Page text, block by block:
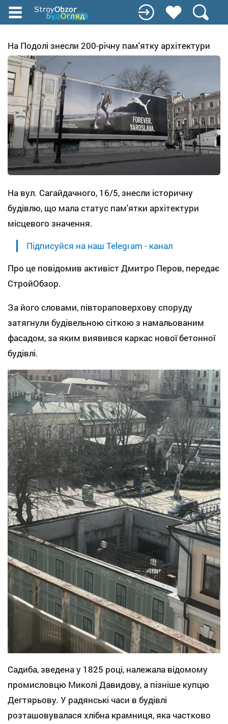
Перейти
содержанию
На Подолі знесли 200-річну пам'ятку архітектури
На вул. Сагайдачного, 16/5, знесли історичну
будівлю, що мала статус пам'ятки архітектури
місцевого значення.
Підписуйся на наш Telegram - канал
Про це повідомив активіст Дмитро Перов, передає
СтройОбзор.
За його словами, півтораповерхову споруду
затягнули будівельною сіткою з намальованим
фасадом, за яким виявився каркас нової бетонної
будівлі.
Садиба, зведена у 1825 році, належала відомому
промисловцю Миколі Давидову, а пізніше купцю
Дегтярьову. У радянські часи в будівлі
розташовувалася хлібна крамниця, яка частково